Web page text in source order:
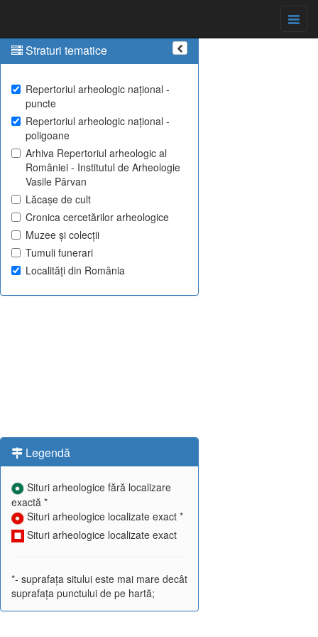
Straturi tematice
Repertoriul arheologic național -
puncte
Repertoriul arheologic național -
poligoane
Arhiva Repertoriul arheologic al
României - Institutul de Arheologie
Vasile Pârvan
Lăcașe de cult
Cronica cercetărilor arheologice
Muzee și colecții
Tumuli funerari
Localități din România
Legendă
Situri arheologice fără localizare
exactă *
Situri arheologice localizate exact *
Situri arheologice localizate exact
*- suprafața sitului este mai mare decât
suprafața punctului de pe hartă;